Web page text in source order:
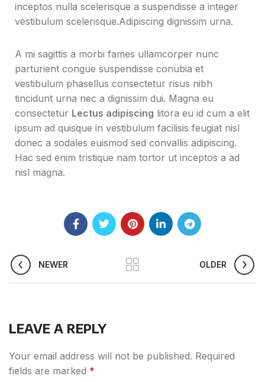
inceptos nulla scelerisque a suspendisse a integer
vestibulum scelerisque.Adipiscing dignissim urna.
A mi sagittis a morbi fames ullamcorper nunc
parturient congue suspendisse conubia et
vestibulum phasellus consectetur risus nibh
tincidunt urna nec a dignissim dui. Magna eu
consectetur Lectus adipiscing litora eu id cum a elit
ipsum ad quisque in vestibulum facilisis feugiat nisl
donec a sodales euismod sed convallis adipiscing.
Hac sed enim tristique nam tortor ut inceptos a ad
nisl magna.
NEWER OLDER
LEAVE A REPLY
Your email address will not be published. Required
fields are marked *